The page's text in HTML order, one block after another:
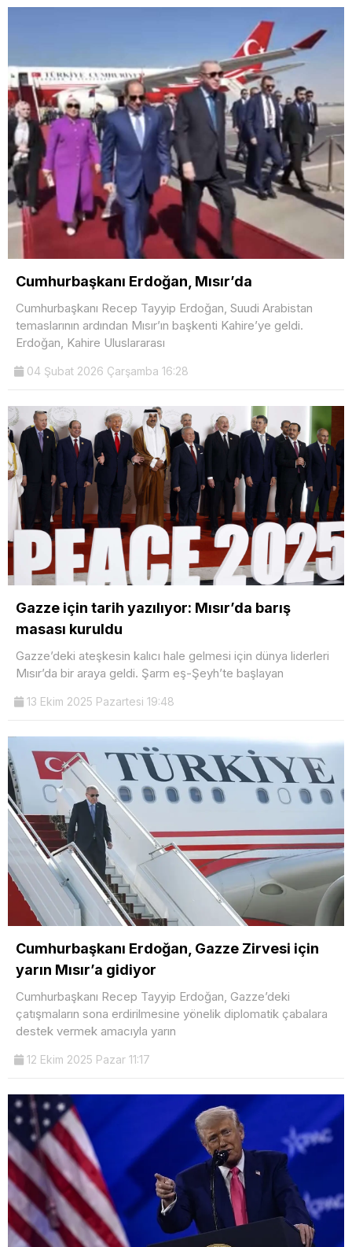
Cumhurbaşkanı Erdoğan, Mısır’da
Cumhurbaşkanı Recep Tayyip Erdoğan, Suudi Arabistan
temaslarının ardından Mısır’ın başkenti Kahire’ye geldi.
Erdoğan, Kahire Uluslararası
04 Şubat 2026 Çarşamba 16:28
Gazze için tarih yazılıyor: Mısır’da barış
masası kuruldu
Gazze’deki ateşkesin kalıcı hale gelmesi için dünya liderleri
Mısır’da bir araya geldi. Şarm eş-Şeyh’te başlayan
13 Ekim 2025 Pazartesi 19:48
Cumhurbaşkanı Erdoğan, Gazze Zirvesi için
yarın Mısır’a gidiyor
Cumhurbaşkanı Recep Tayyip Erdoğan, Gazze’deki
çatışmaların sona erdirilmesine yönelik diplomatik çabalara
destek vermek amacıyla yarın
12 Ekim 2025 Pazar 11:17